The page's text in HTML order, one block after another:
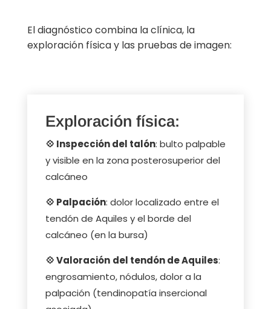
El diagnóstico combina la clínica, la
exploración física y las pruebas de imagen:
Exploración física:
💠 Inspección del talón: bulto palpable
y visible en la zona posterosuperior del
calcáneo
💠 Palpación: dolor localizado entre el
tendón de Aquiles y el borde del
calcáneo (en la bursa)
💠 Valoración del tendón de Aquiles:
engrosamiento, nódulos, dolor a la
palpación (tendinopatía insercional